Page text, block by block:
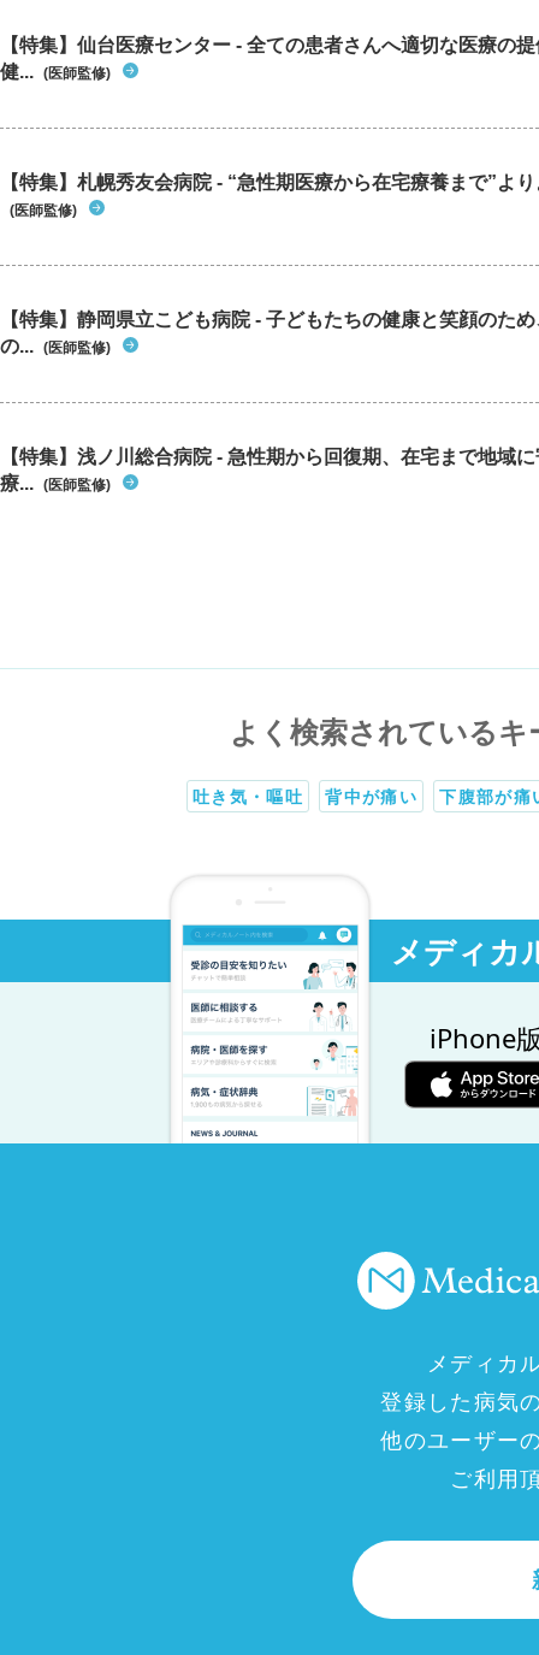
【特集】仙台医療センター - 全ての患者さんへ適切な医療の
健... (医師監修)
【特集】札幌秀友会病院 - “急性期医療から在宅療養まで”よ
(医師監修)
【特集】静岡県立こども病院 - 子どもたちの健康と笑顔のた
の... (医師監修)
【特集】浅ノ川総合病院 - 急性期から回復期、在宅まで地域
療... (医師監修)
よく検索されているキ
吐き気・嘔吐 背中が痛い 下腹部が痛
メディカ
iPhone
メディカ
登録した病気
他のユーザー
ご利用